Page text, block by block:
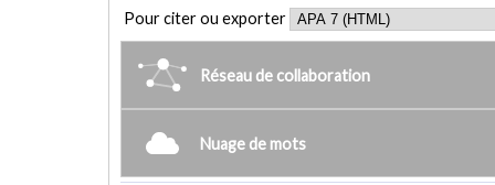
Pour citer ou exporter
Réseau de collaboration
Nuage de mots